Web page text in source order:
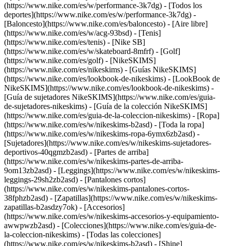
(https://www.nike.com/es/w/performance-3k7dg) - [Todos los
deportes](https://www.nike.com/es/w/performance-3k7dg) -
[Baloncesto](https://www.nike.com/es/baloncesto) - [Aire libre]
(https://www.nike.com/es/w/acg-93bsd) - [Tenis]
(https://www.nike.com/es/tenis) - [Nike SB]
(https://www.nike.com/es/w/skateboard-8mfrf) - [Golf]
(https://www.nike.com/es/golf) - [NikeSKIMS]
(https://www.nike.com/es/nikeskims) - [Guías NikeSKIMS]
(https://www.nike.com/es/lookbook-de-nikeskims) - [LookBook de
NikeSKIMS](https://www.nike.com/es/lookbook-de-nikeskims) -
[Guía de sujetadores NikeSKIMS](https://www.nike.com/es/guia-
de-sujetadores-nikeskims) - [Guía de la colección NikeSKIMS]
(https://www.nike.com/es/guia-de-la-coleccion-nikeskims) - [Ropa]
(https://www.nike.com/es/w/nikeskims-b2asd) - [Toda la ropa]
(https://www.nike.com/es/w/nikeskims-ropa-6ymx6zb2asd) -
[Sujetadores](https://www.nike.com/es/w/nikeskims-sujetadores-
deportivos-40qgmzb2asd) - [Partes de arriba]
(https://www.nike.com/es/w/nikeskims-partes-de-arriba-
9om13zb2asd) - [Leggings](https://www.nike.com/es/w/nikeskims-
leggings-29sh2zb2asd) - [Pantalones cortos]
(https://www.nike.com/es/w/nikeskims-pantalones-cortos-
38fphzb2asd) - [Zapatillas](https://www.nike.com/es/w/nikeskims-
zapatillas-b2asdzy7ok) - [Accesorios]
(https://www.nike.com/es/w/nikeskims-accesorios-y-equipamiento-
awwpwzb2asd) - [Colecciones](https://www.nike.com/es/guia-de-
la-coleccion-nikeskims) - [Todas las colecciones]
(https://www.nike.com/es/w/nikeskims-b2asd) - [Shine]